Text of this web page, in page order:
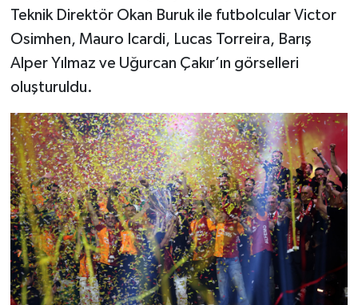
Teknik Direktör Okan Buruk ile futbolcular Victor
Osimhen, Mauro Icardi, Lucas Torreira, Barış
Alper Yılmaz ve Uğurcan Çakır’ın görselleri
oluşturuldu.